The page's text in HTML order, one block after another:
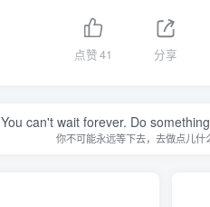
点赞41 分享
You can't wait forever. Do
你不可能永远等下去，去做点儿什